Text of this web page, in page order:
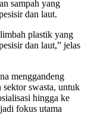
sampah yang
dan laut.
plastik yang
dan laut,” jelas
menggandeng
swasta, untuk
hingga ke
fokus utama